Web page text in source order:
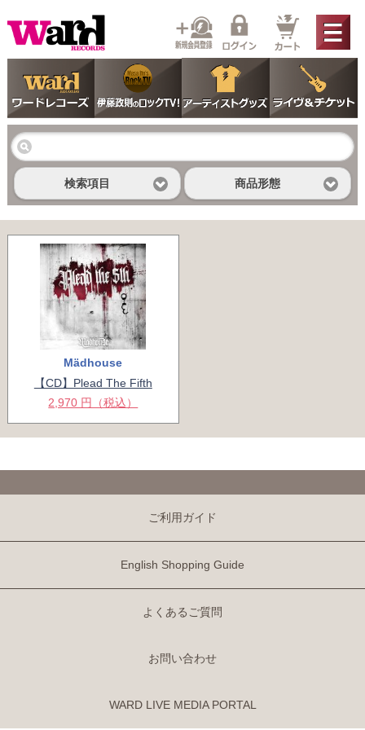
検索項目 商品形態
Mädhouse
【CD】Plead The Fifth
2,970 円（税込）
ご利用ガイド
English Shopping Guide
よくあるご質問
お問い合わせ
WARD LIVE MEDIA PORTAL